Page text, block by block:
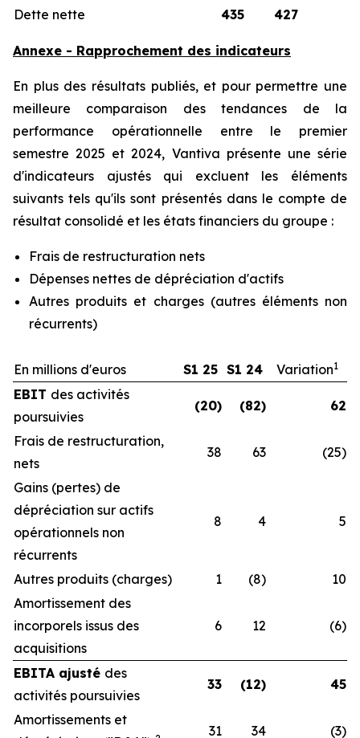
Dette nette 435 427
Annexe - Rapprochement des indicateurs
En plus des résultats publiés, et pour permettre une
meilleure comparaison des tendances de la
performance opérationnelle entre le premier
semestre 2025 et 2024, Vantiva présente une série
d'indicateurs ajustés qui excluent les éléments
suivants tels qu'ils sont présentés dans le compte de
résultat consolidé et les états financiers du groupe :
Frais de restructuration nets
Dépenses nettes de dépréciation d'actifs
Autres produits et charges (autres éléments non
récurrents)
En millions d'euros S1 25 S1 24 Variation1
EBIT des activités
poursuivies
(20) (82) 62
Frais de restructuration,
nets
38 63 (25)
Gains (pertes) de
dépréciation sur actifs
opérationnels non
récurrents
8 4 5
Autres produits (charges) 1 (8)
10
Amortissement des
incorporels issus des
acquisitions
6 12 (6)
EBITA ajusté des
activités poursuivies
33 (12) 45
Amortissements et
31 34 (3)